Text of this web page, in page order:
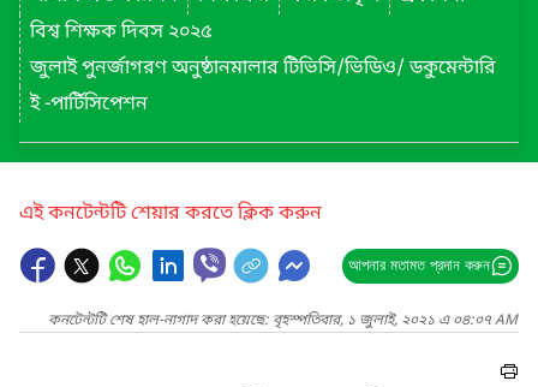
বিশ্ব শিক্ষক দিবস ২০২৫
জুলাই পুনর্জাগরণ অনুষ্ঠানমালার টিভিসি/ভিডিও/ ডকুমেন্টারি
ই -পার্টিসিপেশন
এই কনটেন্টটি শেয়ার করতে ক্লিক করুন
আপনার মতামত প্রদান করুন
কনটেন্টটি শেষ হাল-নাগাদ করা হয়েছে: বৃহস্পতিবার, ১ জুলাই, ২০২১ এ ০৪:০৭ AM